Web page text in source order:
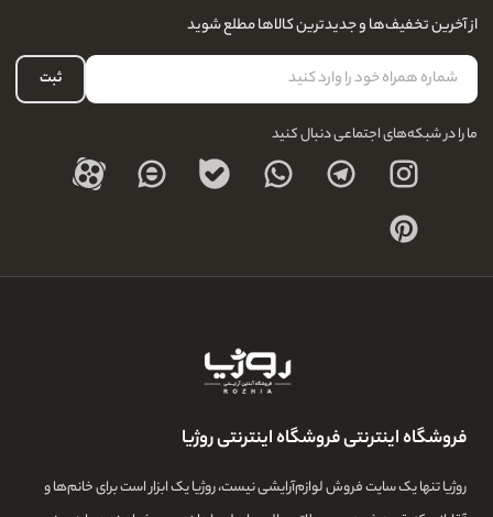
نحوه ارسال کالا
نحوه بازگشت کالا
درباره ما
لیست علاقه‌مندی
حساب کاربری
از آخرین تخفیف‌ها و جدیدترین کالاها مطلع شوید
ثبت
ما را در شبکه‌های اجتماعی دنبال کنید
فروشگاه اینترنتی فروشگاه اینترنتی روژیا
روژیا تنها یک سایت فروش لوازم‌آرایشی نیست، روژیا یک ابزار است برای خانم‌ها و